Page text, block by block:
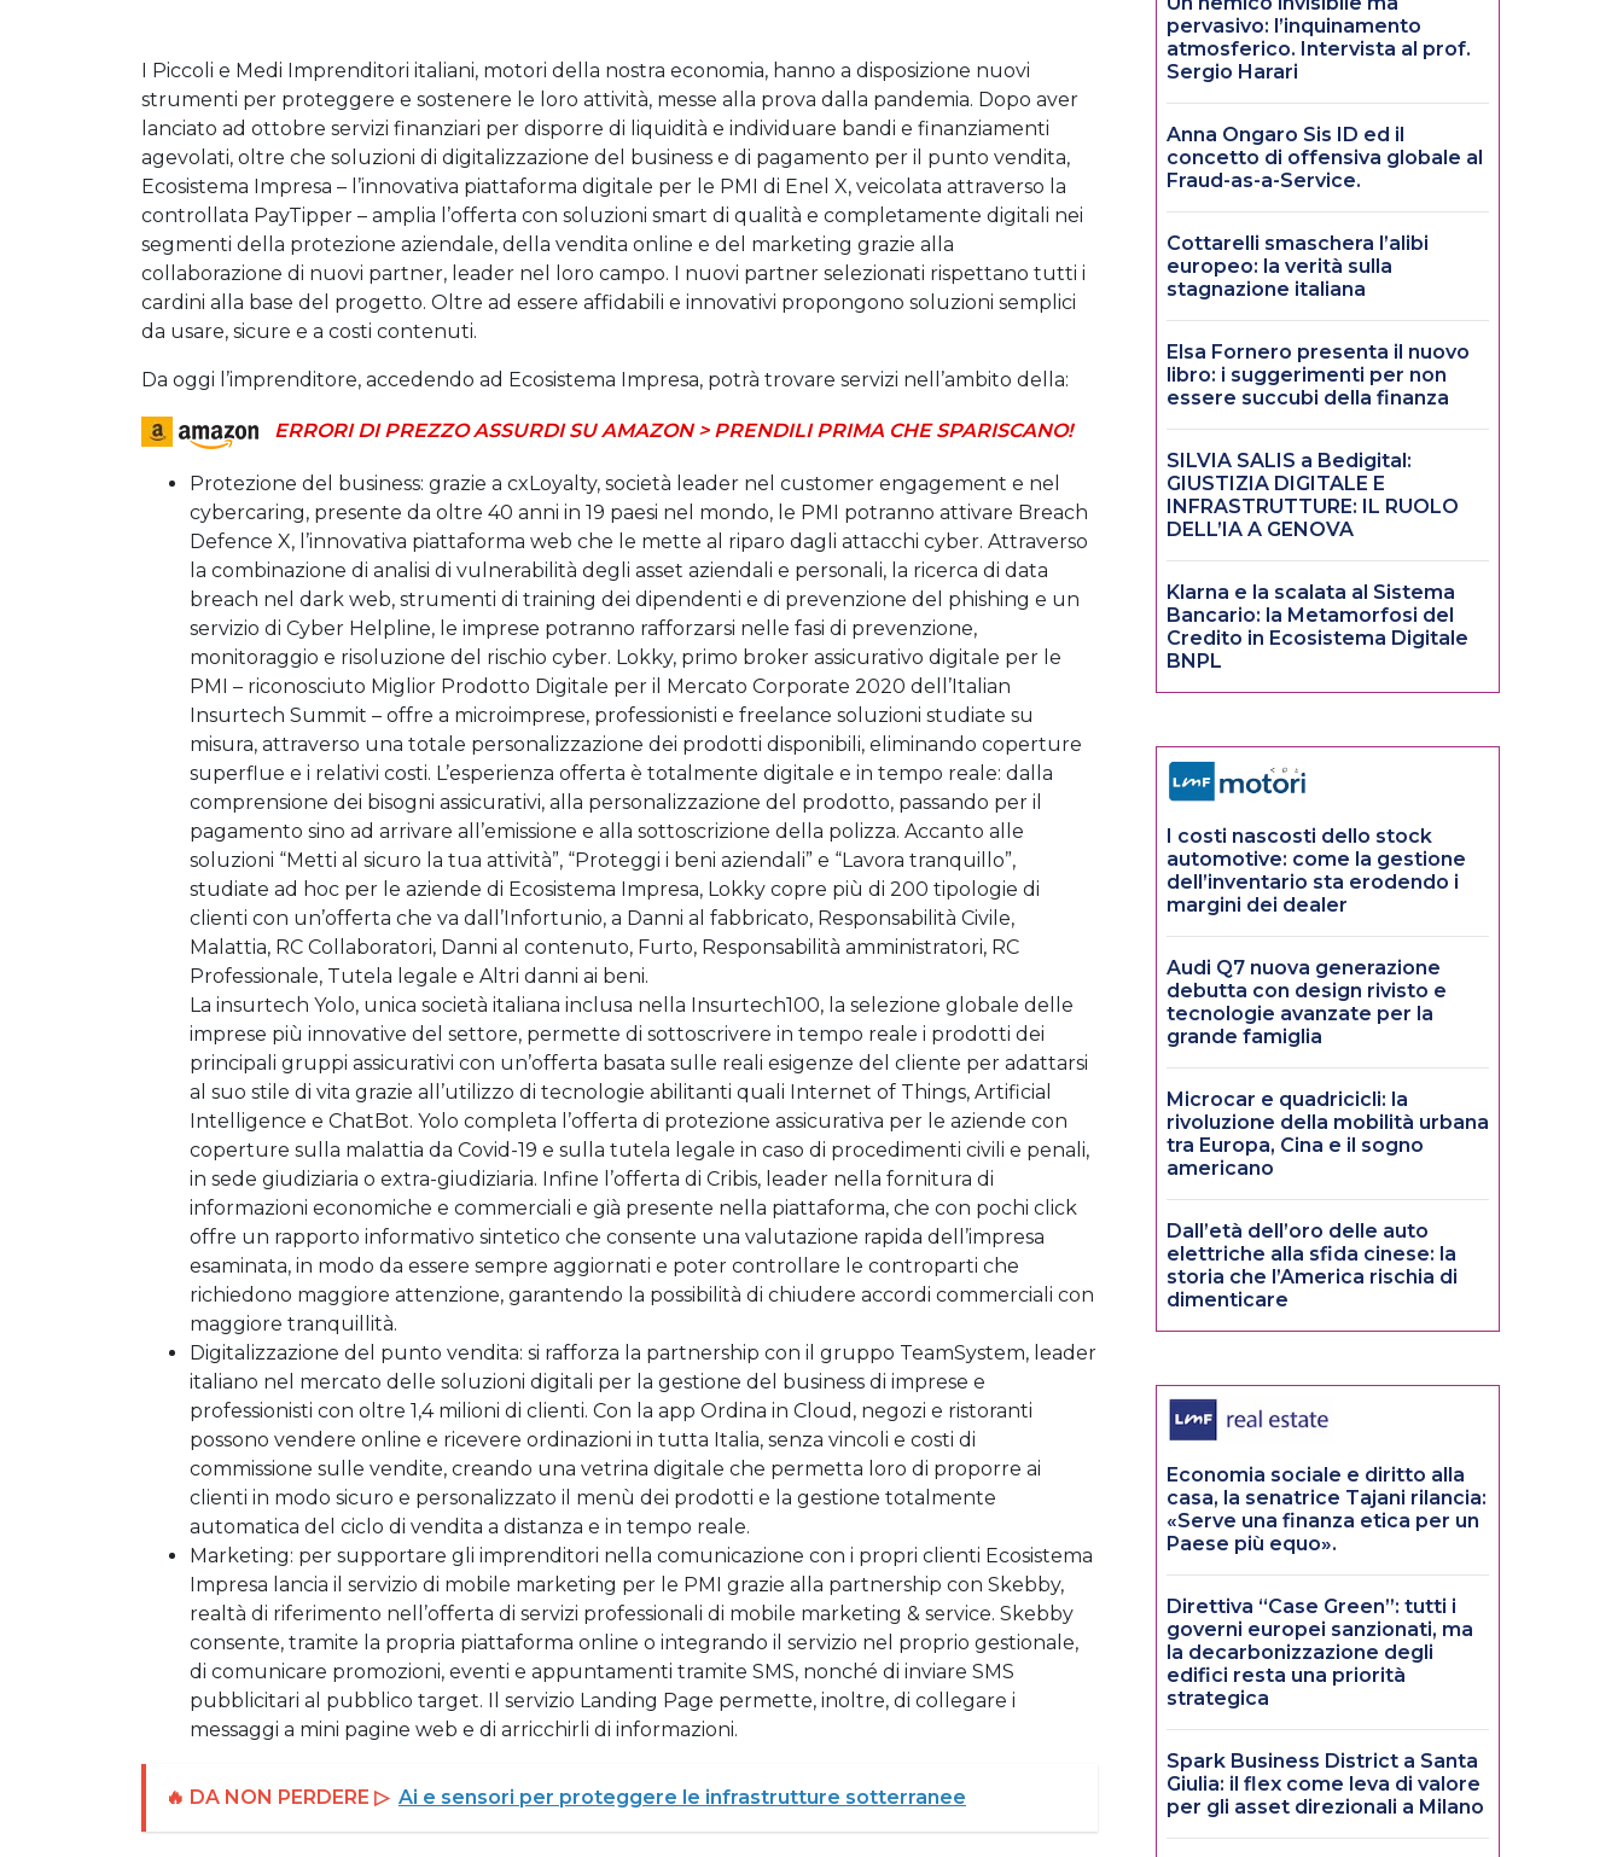
I Piccoli e Medi Imprenditori italiani, motori della nostra economia, hanno a disposizione nuovi
strumenti per proteggere e sostenere le loro attività, messe alla prova dalla pandemia. Dopo aver
lanciato ad ottobre servizi finanziari per disporre di liquidità e individuare bandi e finanziamenti
agevolati, oltre che soluzioni di digitalizzazione del business e di pagamento per il punto vendita,
Ecosistema Impresa – l’innovativa piattaforma digitale per le PMI di Enel X, veicolata attraverso la
controllata PayTipper – amplia l’offerta con soluzioni smart di qualità e completamente digitali nei
segmenti della protezione aziendale, della vendita online e del marketing grazie alla
collaborazione di nuovi partner, leader nel loro campo. I nuovi partner selezionati rispettano tutti i
cardini alla base del progetto. Oltre ad essere affidabili e innovativi propongono soluzioni semplici
da usare, sicure e a costi contenuti.
Da oggi l’imprenditore, accedendo ad Ecosistema Impresa, potrà trovare servizi nell’ambito della:
ERRORI DI PREZZO ASSURDI SU AMAZON > PRENDILI PRIMA CHE SPARISCANO!
Protezione del business: grazie a cxLoyalty, società leader nel customer engagement e nel
cybercaring, presente da oltre 40 anni in 19 paesi nel mondo, le PMI potranno attivare Breach
Defence X, l’innovativa piattaforma web che le mette al riparo dagli attacchi cyber. Attraverso
la combinazione di analisi di vulnerabilità degli asset aziendali e personali, la ricerca di data
breach nel dark web, strumenti di training dei dipendenti e di prevenzione del phishing e un
servizio di Cyber Helpline, le imprese potranno rafforzarsi nelle fasi di prevenzione,
monitoraggio e risoluzione del rischio cyber. Lokky, primo broker assicurativo digitale per le
PMI – riconosciuto Miglior Prodotto Digitale per il Mercato Corporate 2020 dell’Italian
Insurtech Summit – offre a microimprese, professionisti e freelance soluzioni studiate su
misura, attraverso una totale personalizzazione dei prodotti disponibili, eliminando coperture
superflue e i relativi costi. L’esperienza offerta è totalmente digitale e in tempo reale: dalla
comprensione dei bisogni assicurativi, alla personalizzazione del prodotto, passando per il
pagamento sino ad arrivare all’emissione e alla sottoscrizione della polizza. Accanto alle
soluzioni “Metti al sicuro la tua attività”, “Proteggi i beni aziendali” e “Lavora tranquillo”,
studiate ad hoc per le aziende di Ecosistema Impresa, Lokky copre più di 200 tipologie di
clienti con un’offerta che va dall’Infortunio, a Danni al fabbricato, Responsabilità Civile,
Malattia, RC Collaboratori, Danni al contenuto, Furto, Responsabilità amministratori, RC
Professionale, Tutela legale e Altri danni ai beni.
La insurtech Yolo, unica società italiana inclusa nella Insurtech100, la selezione globale delle
imprese più innovative del settore, permette di sottoscrivere in tempo reale i prodotti dei
principali gruppi assicurativi con un’offerta basata sulle reali esigenze del cliente per adattarsi
al suo stile di vita grazie all’utilizzo di tecnologie abilitanti quali Internet of Things, Artificial
Intelligence e ChatBot. Yolo completa l’offerta di protezione assicurativa per le aziende con
coperture sulla malattia da Covid-19 e sulla tutela legale in caso di procedimenti civili e penali,
in sede giudiziaria o extra-giudiziaria. Infine l’offerta di Cribis, leader nella fornitura di
informazioni economiche e commerciali e già presente nella piattaforma, che con pochi click
offre un rapporto informativo sintetico che consente una valutazione rapida dell’impresa
esaminata, in modo da essere sempre aggiornati e poter controllare le controparti che
richiedono maggiore attenzione, garantendo la possibilità di chiudere accordi commerciali con
maggiore tranquillità.
Digitalizzazione del punto vendita: si rafforza la partnership con il gruppo TeamSystem, leader
italiano nel mercato delle soluzioni digitali per la gestione del business di imprese e
professionisti con oltre 1,4 milioni di clienti. Con la app Ordina in Cloud, negozi e ristoranti
possono vendere online e ricevere ordinazioni in tutta Italia, senza vincoli e costi di
commissione sulle vendite, creando una vetrina digitale che permetta loro di proporre ai
clienti in modo sicuro e personalizzato il menù dei prodotti e la gestione totalmente
automatica del ciclo di vendita a distanza e in tempo reale.
Marketing: per supportare gli imprenditori nella comunicazione con i propri clienti Ecosistema
Impresa lancia il servizio di mobile marketing per le PMI grazie alla partnership con Skebby,
realtà di riferimento nell’offerta di servizi professionali di mobile marketing & service. Skebby
consente, tramite la propria piattaforma online o integrando il servizio nel proprio gestionale,
di comunicare promozioni, eventi e appuntamenti tramite SMS, nonché di inviare SMS
pubblicitari al pubblico target. Il servizio Landing Page permette, inoltre, di collegare i
messaggi a mini pagine web e di arricchirli di informazioni.
🔥 DA NON PERDERE ▷ Ai e sensori per proteggere le infrastrutture sotterranee
pervasivo: l’inquinamento
atmosferico. Intervista al prof.
Sergio Harari
Anna Ongaro Sis ID ed il
concetto di offensiva globale al
Fraud-as-a-Service.
Cottarelli smaschera l’alibi
europeo: la verità sulla
stagnazione italiana
Elsa Fornero presenta il nuovo
libro: i suggerimenti per non
essere succubi della finanza
SILVIA SALIS a Bedigital:
GIUSTIZIA DIGITALE E
INFRASTRUTTURE: IL RUOLO
DELL’IA A GENOVA
Klarna e la scalata al Sistema
Bancario: la Metamorfosi del
Credito in Ecosistema Digitale
BNPL
I costi nascosti dello stock
automotive: come la gestione
dell’inventario sta erodendo i
margini dei dealer
Audi Q7 nuova generazione
debutta con design rivisto e
tecnologie avanzate per la
grande famiglia
Microcar e quadricicli: la
rivoluzione della mobilità urbana
tra Europa, Cina e il sogno
americano
Dall’età dell’oro delle auto
elettriche alla sfida cinese: la
storia che l’America rischia di
dimenticare
Economia sociale e diritto alla
casa, la senatrice Tajani rilancia:
«Serve una finanza etica per un
Paese più equo».
Direttiva “Case Green”: tutti i
governi europei sanzionati, ma
la decarbonizzazione degli
edifici resta una priorità
strategica
Spark Business District a Santa
Giulia: il flex come leva di valore
per gli asset direzionali a Milano